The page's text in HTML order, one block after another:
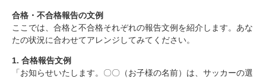
合格・不合格報告の文例
ここでは、合格と不合格それぞれの報告文例を紹介します。あな
たの状況に合わせてアレンジしてみてください。
1. 合格報告文例
「お知らせいたします。〇〇（お子様の名前）は、サッカーの選